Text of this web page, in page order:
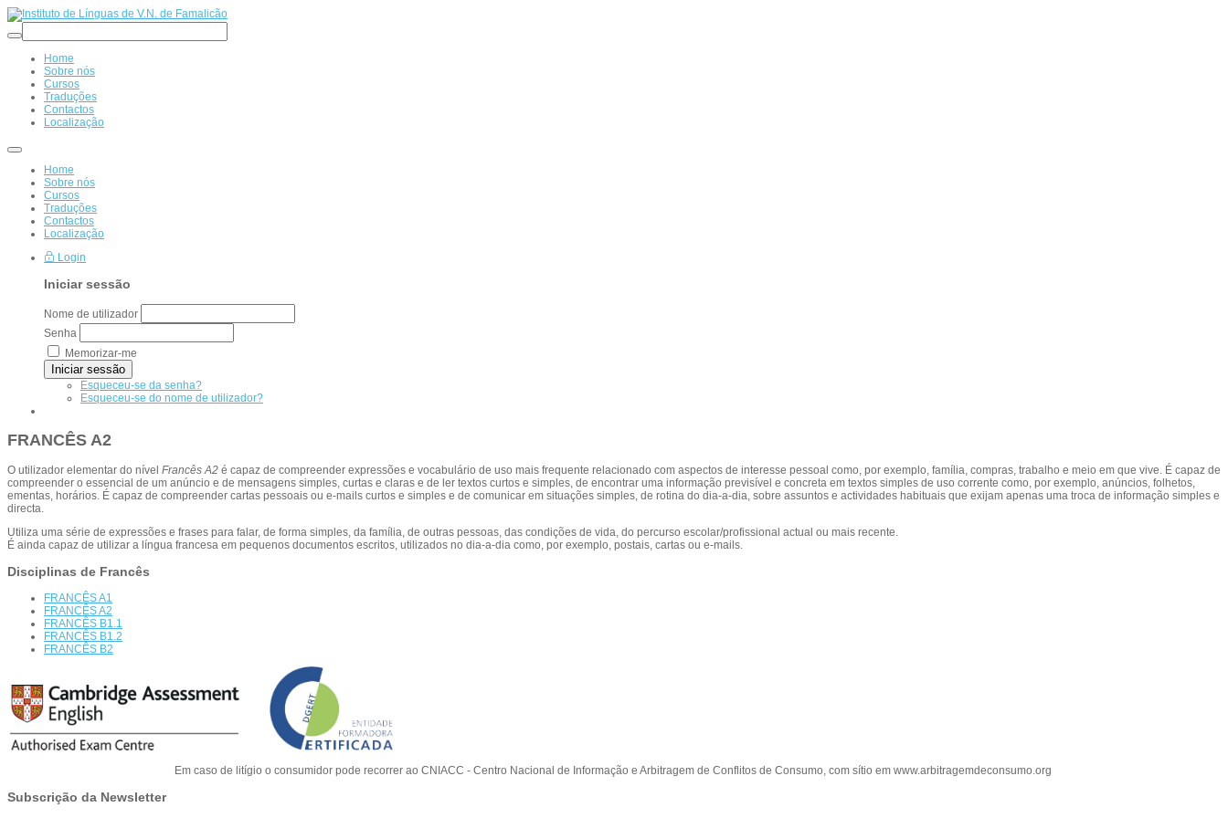
Home
Sobre nós
Cursos
Traduções
Contactos
Localização
Home
Sobre nós
Cursos
Traduções
Contactos
Localização
Login
Iniciar sessão
Nome de utilizador
Senha
Memorizar-me
Iniciar sessão
Esqueceu-se da senha?
Esqueceu-se do nome de utilizador?
FRANCÊS A2
O utilizador elementar do nível Francês A2 é capaz de compreender expressões e vocabulário de uso mais frequente relacionado com aspectos de interesse pessoal como, por exemplo, família, compras, trabalho e meio em que vive. É capaz de
compreender o essencial de um anúncio e de mensagens simples, curtas e claras e de ler textos curtos e simples, de encontrar uma informação previsível e concreta em textos simples de uso corrente como, por exemplo, anúncios, folhetos,
ementas, horários. É capaz de compreender cartas pessoais ou e-mails curtos e simples e de comunicar em situações simples, de rotina do dia-a-dia, sobre assuntos e actividades habituais que exijam apenas uma troca de informação simples e
directa.
Utiliza uma série de expressões e frases para falar, de forma simples, da família, de outras pessoas, das condições de vida, do percurso escolar/profissional actual ou mais recente.
É ainda capaz de utilizar a língua francesa em pequenos documentos escritos, utilizados no dia-a-dia como, por exemplo, postais, cartas ou e-mails.
Disciplinas de Francês
FRANCÊS A1
FRANCÊS A2
FRANCÊS B1.1
FRANCÊS B1.2
FRANCÊS B2
Em caso de litígio o consumidor pode recorrer ao CNIACC - Centro Nacional de Informação e Arbitragem de Conflitos de Consumo, com sítio em www.arbitragemdeconsumo.org
Subscrição da Newsletter